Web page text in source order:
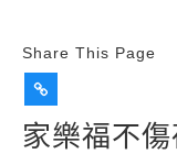
Share This Page
家樂福不